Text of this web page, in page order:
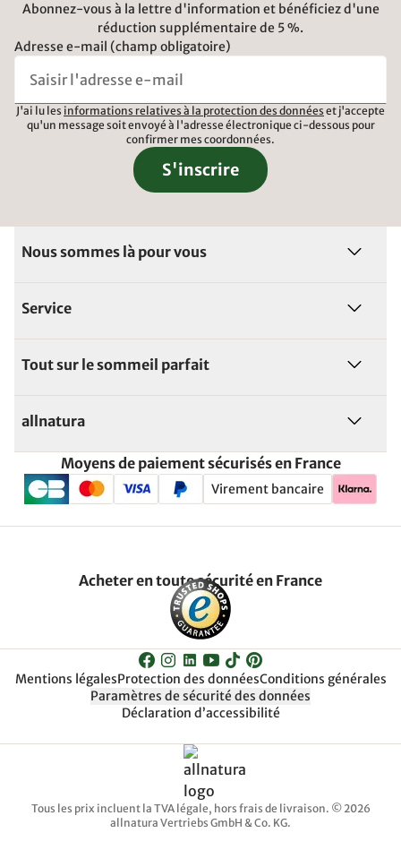
Abonnez-vous à la lettre d'information et bénéficiez d'une
réduction supplémentaire de 5 %.
Adresse e-mail (champ obligatoire)
J'ai lu les informations relatives à la protection des données et j'accepte
qu'un message soit envoyé à l'adresse électronique ci-dessous pour
confirmer mes coordonnées.
S'inscrire
Nous sommes là pour vous
Service
Tout sur le sommeil parfait
allnatura
Moyens de paiement sécurisés en France
Virement bancaire
Acheter en toute sécurité en France
Mentions légalesProtection des donnéesConditions générales
Paramètres de sécurité des données
Déclaration d’accessibilité
Tous les prix incluent la TVA légale, hors frais de livraison. © 2026
allnatura Vertriebs GmbH & Co. KG.